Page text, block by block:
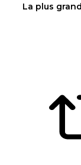
La plus